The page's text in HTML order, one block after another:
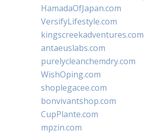
HamadaOfJapan.com
VersifyLifestyle.com
kingscreekadventures.com
antaeuslabs.com
purelycleanchemdry.com
WishOping.com
shoplegacee.com
bonvivantshop.com
CupPlante.com
mpzin.com